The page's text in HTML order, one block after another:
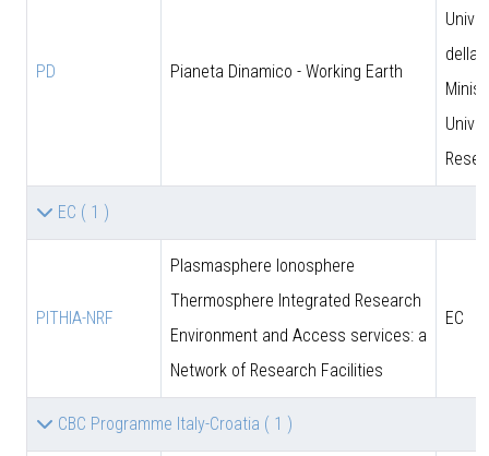
PD Pianeta Dinamico - Working Earth
della
EC ( 1 )
PITHIA-NRF
Plasmasphere Ionosphere
Thermosphere Integrated Research
Environment and Access services: a
Network of Research Facilities
EC
CBC Programme Italy-Croatia ( 1 )